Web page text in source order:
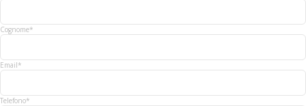
Cognome*
Email*
Telefono*